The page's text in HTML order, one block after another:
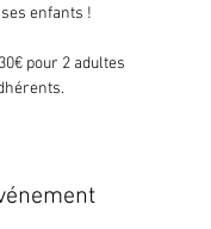
enfants !
pour 2 adultes